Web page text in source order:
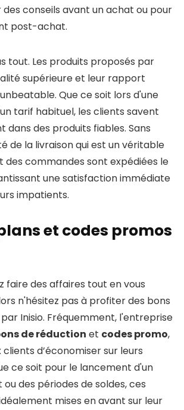
conseils avant un achat ou pour
post-achat.
tout. Les produits proposés par
supérieure et leur rapport
Que ce soit lors d'une
tarif habituel, les clients savent
dans des produits fiables. Sans
de la livraison qui est un véritable
des commandes sont expédiées le
une satisfaction immédiate
impatients.
et codes promos
faire des affaires tout en vous
n'hésitez pas à profiter des bons
Inisio. Fréquemment, l'entreprise
de réduction et codes promo,
d’économiser sur leurs
ce soit pour le lancement d'un
des périodes de soldes, ces
mises en avant sur leur